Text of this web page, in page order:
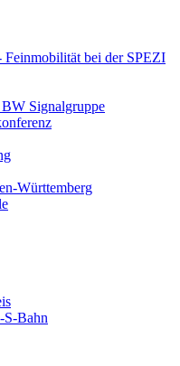
Feinmobilität bei der SPEZI
Signalgruppe
Württemberg
S-Bahn